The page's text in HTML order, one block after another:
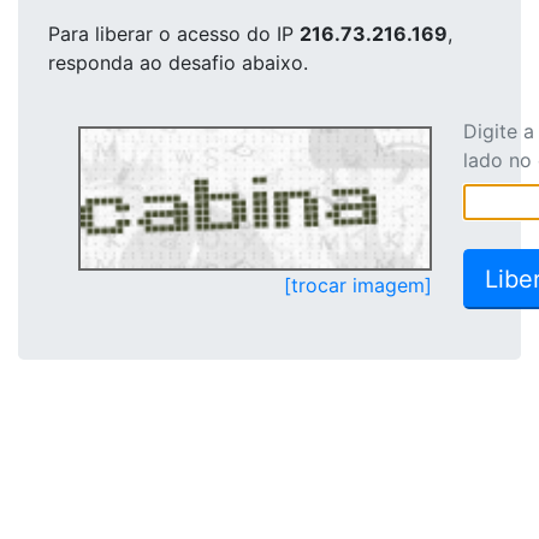
Para liberar o acesso do IP 216.73.216.169,
responda ao desafio abaixo.
[trocar imagem]
Digite
lado no